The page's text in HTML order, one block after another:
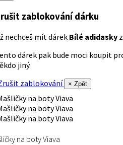
zablokování dárku
nechceš mít dárek Bílé adidasky
dárek pak bude moci koupit
jiný.
zablokování
× Zpět
na boty Viava